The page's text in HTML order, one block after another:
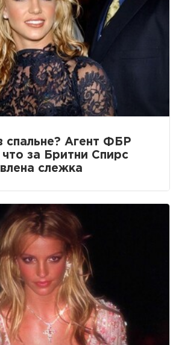
спальне? Агент ФБР
за Бритни Спирс
слежка